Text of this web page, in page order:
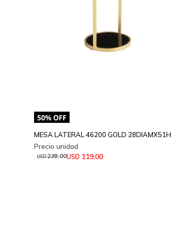
MESA LATERAL 46200 GOLD 28DIAMX51H
USD 119,00
USD238,00